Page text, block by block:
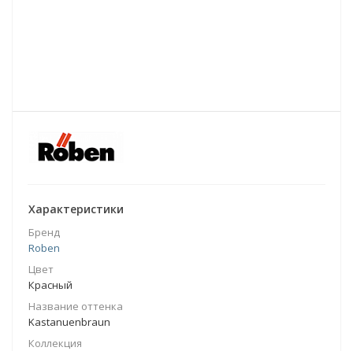
Характеристики
Бренд
Roben
Цвет
Красный
Название оттенка
Kastanuenbraun
Коллекция